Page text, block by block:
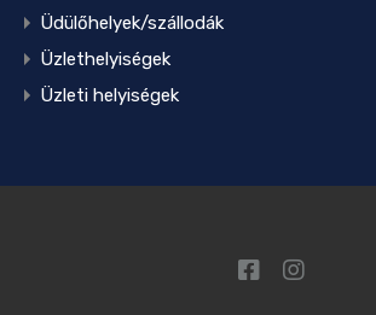
Üdülőhelyek/szállodák
Üzlethelyiségek
Üzleti helyiségek